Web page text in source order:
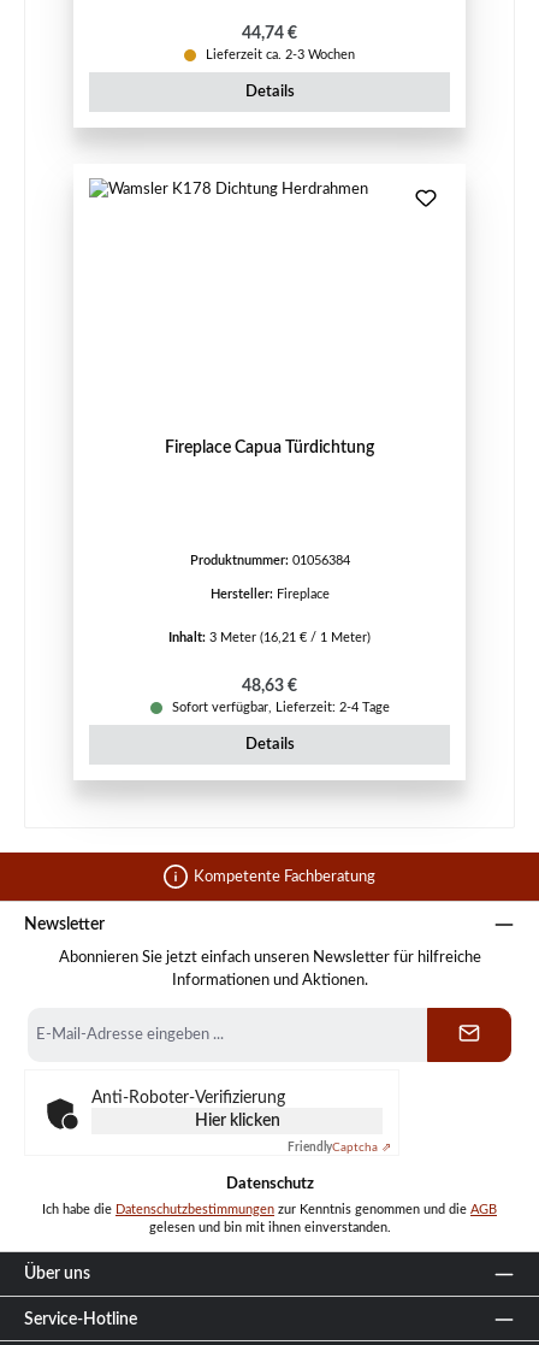
Regulärer Preis:
44,74 €
Lieferzeit ca. 2-3 Wochen
Details
Fireplace Capua Türdichtung
Produktnummer: 01056384
Hersteller: Fireplace
Inhalt: 3 Meter (16,21 € / 1 Meter)
Regulärer Preis:
48,63 €
Sofort verfügbar, Lieferzeit: 2-4 Tage
Details
Kompetente Fachberatung
Newsletter
Abonnieren Sie jetzt einfach unseren Newsletter für hilfreiche
Informationen und Aktionen.
Mail-
Anti-Roboter-Verifizierung
Hier klicken
FriendlyCaptcha ⇗
Datenschutz
Ich habe die Datenschutzbestimmungen zur Kenntnis genommen und die AGB
gelesen und bin mit ihnen einverstanden.
Über uns
Service-Hotline